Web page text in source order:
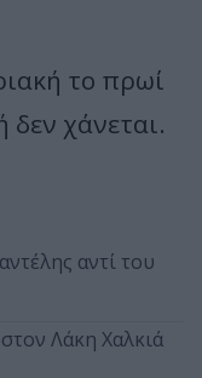
το πρωί
χάνεται.
αντί του
Λάκη Χαλκιά